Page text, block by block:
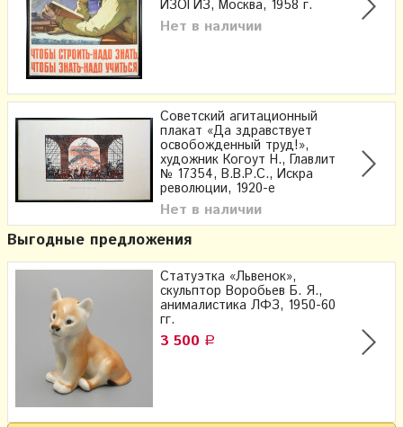
ИЗОГИЗ, Москва, 1958 г.
Нет в наличии
Советский агитационный
плакат «Да здравствует
освобожденный труд!»,
художник Когоут Н., Главлит
№ 17354, В.В.Р.С., Искра
революции, 1920-е
Нет в наличии
Выгодные предложения
Cтатуэтка «Львенок»,
скульптор Воробьев Б. Я.,
анималистика ЛФЗ, 1950-60
гг.
3 500 Р